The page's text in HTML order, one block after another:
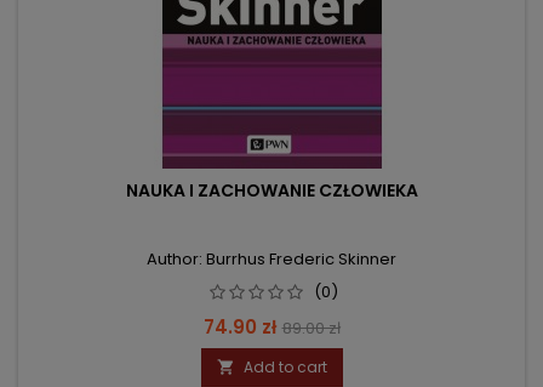
NAUKA I ZACHOWANIE CZŁOWIEKA
Author: Burrhus Frederic Skinner
(0)
Price
74.90 zł Regular
price
89.00 zł
 Add to cart